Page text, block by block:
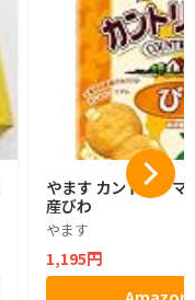
やます カントリーマ
産びわ
やます
1,195円